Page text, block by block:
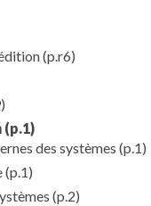
(p.r6)
(p.1)
des systèmes (p.1)
(p.1)
(p.2)